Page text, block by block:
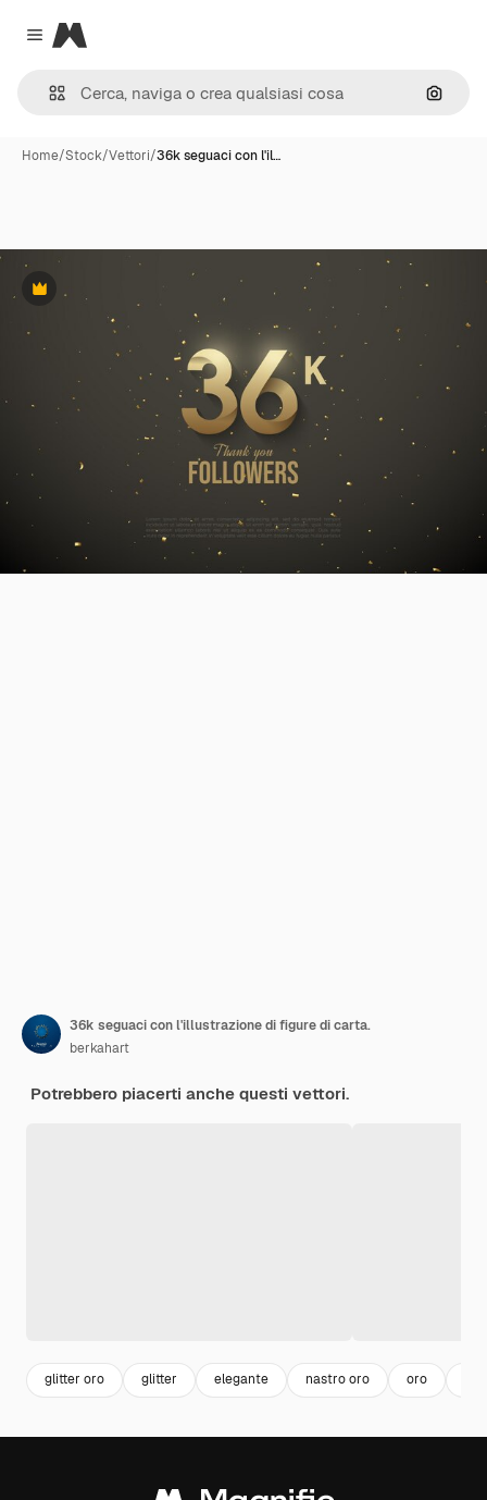
Close menu
Magnific
Cerca
Home/Stock/Vettori/36k seguaci con l'il…
Premium
36k seguaci con l'illustrazione di figure di carta.
berkahart
Potrebbero piacerti anche questi vettori.
glitter oro glitter elegante nastro oro oro